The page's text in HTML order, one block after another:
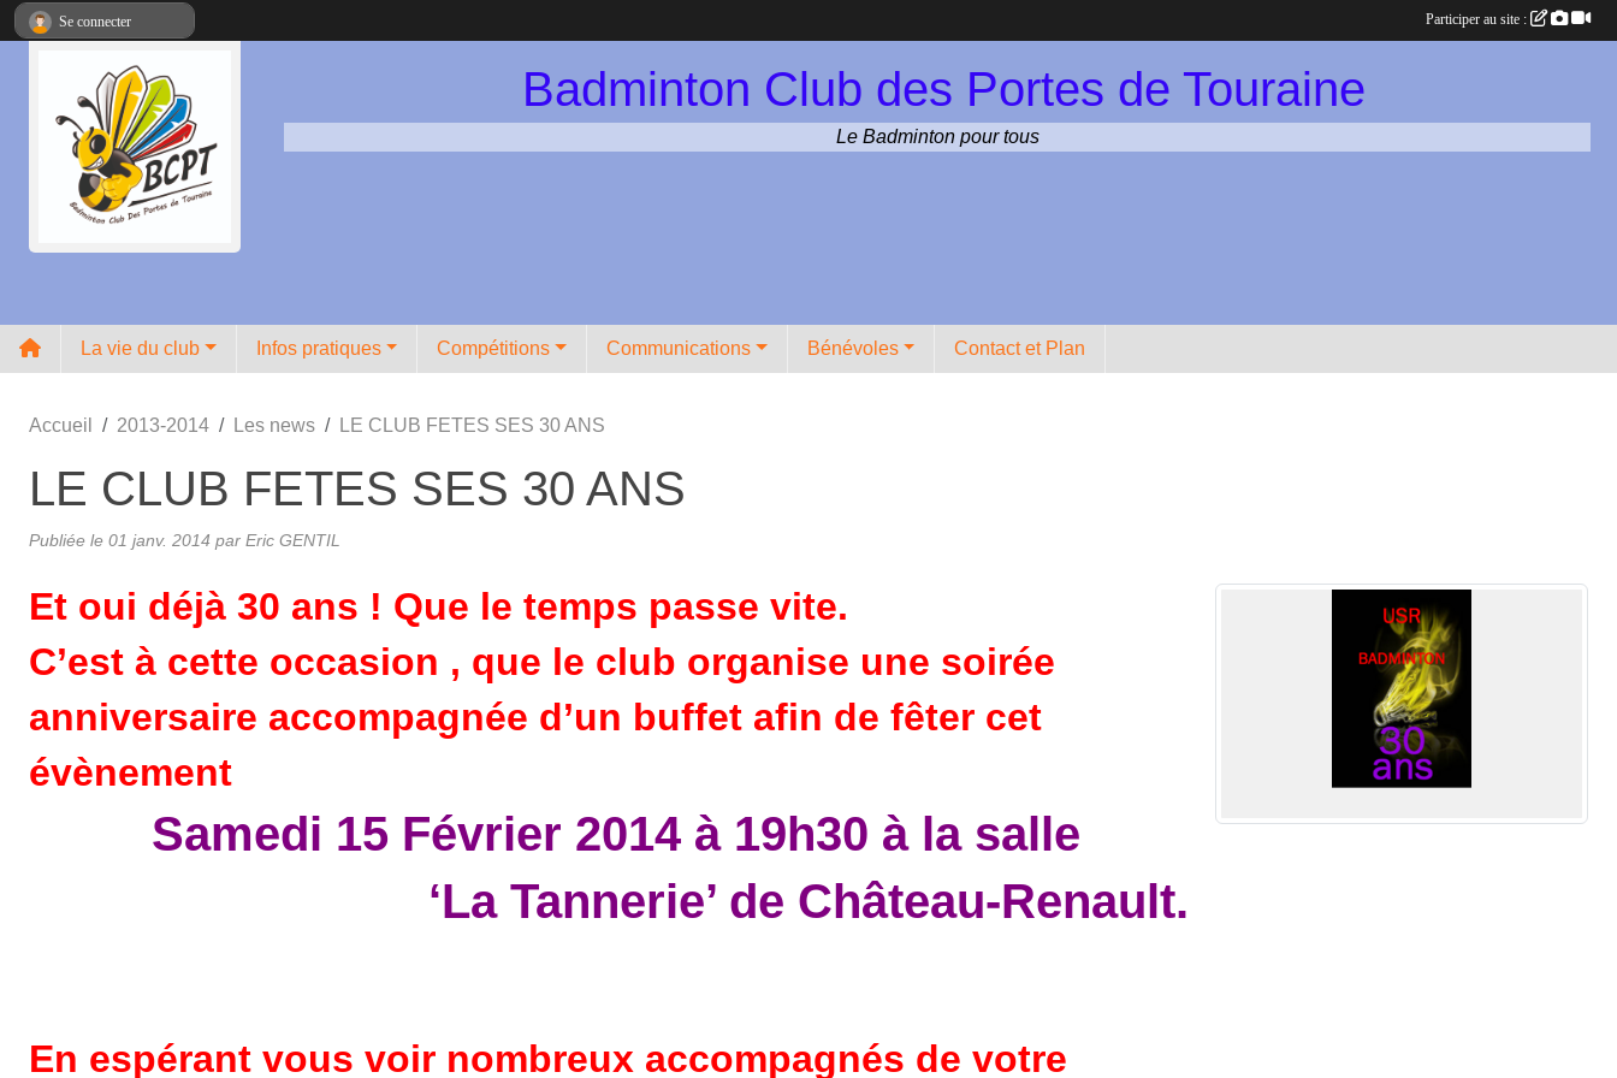
Badminton Club des Portes de Touraine
Le Badminton pour tous
La vie du club Infos pratiques Compétitions Communications Bénévoles Contact et Plan
Accueil 2013-2014 Les news LE CLUB FETES SES 30 ANS
LE CLUB FETES SES 30 ANS
Publiée le 01 janv. 2014 par Eric GENTIL
Et oui déjà 30 ans ! Que le temps passe vite.
C’est à cette occasion , que le club organise une soirée
anniversaire accompagnée d’un buffet afin de fêter cet
évènement
Samedi 15 Février 2014 à 19h30 à la salle
‘La Tannerie’ de Château-Renault.
En espérant vous voir nombreux accompagnés de votre
Se connecter Participer au site :
Panneau de gestion des cookies